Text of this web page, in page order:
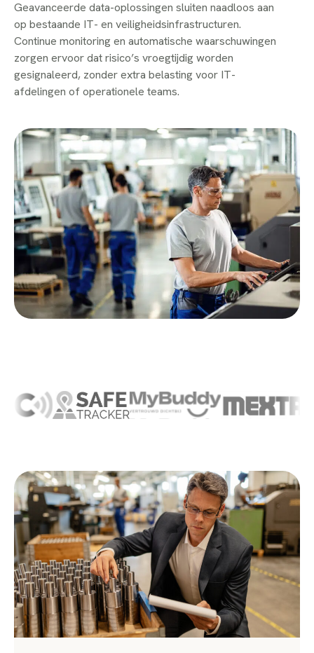
Geavanceerde data-oplossingen sluiten naadloos aan
op bestaande IT- en veiligheidsinfrastructuren.
Continue monitoring en automatische waarschuwingen
zorgen ervoor dat risico’s vroegtijdig worden
gesignaleerd, zonder extra belasting voor IT-
afdelingen of operationele teams.